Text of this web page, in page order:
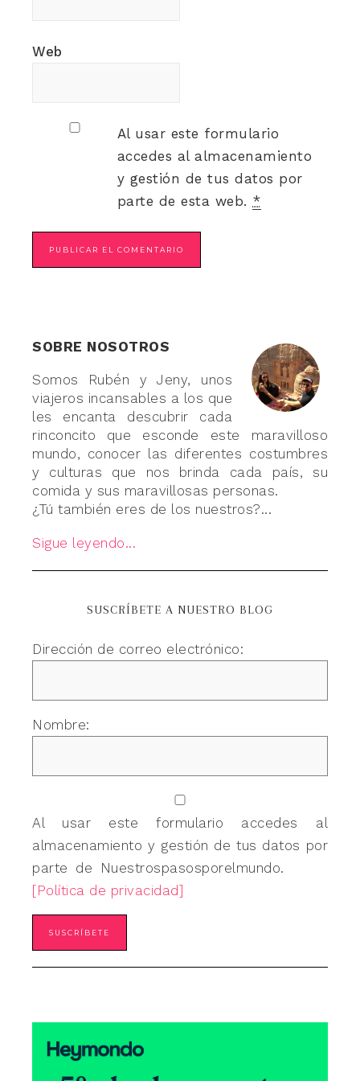
Web
Al usar este formulario
accedes al almacenamiento
y gestión de tus datos por
parte de esta web. *
SOBRE NOSOTROS
Somos Rubén y Jeny, unos
viajeros incansables a los que
les encanta descubrir cada
rinconcito que esconde este maravilloso
mundo, conocer las diferentes costumbres
y culturas que nos brinda cada país, su
comida y sus maravillosas personas.
¿Tú también eres de los nuestros?...
Sigue leyendo...
SUSCRÍBETE A NUESTRO BLOG
Dirección de correo electrónico:
Nombre:
Al usar este formulario accedes al
almacenamiento y gestión de tus datos por
parte de Nuestrospasosporelmundo.
[Política de privacidad]